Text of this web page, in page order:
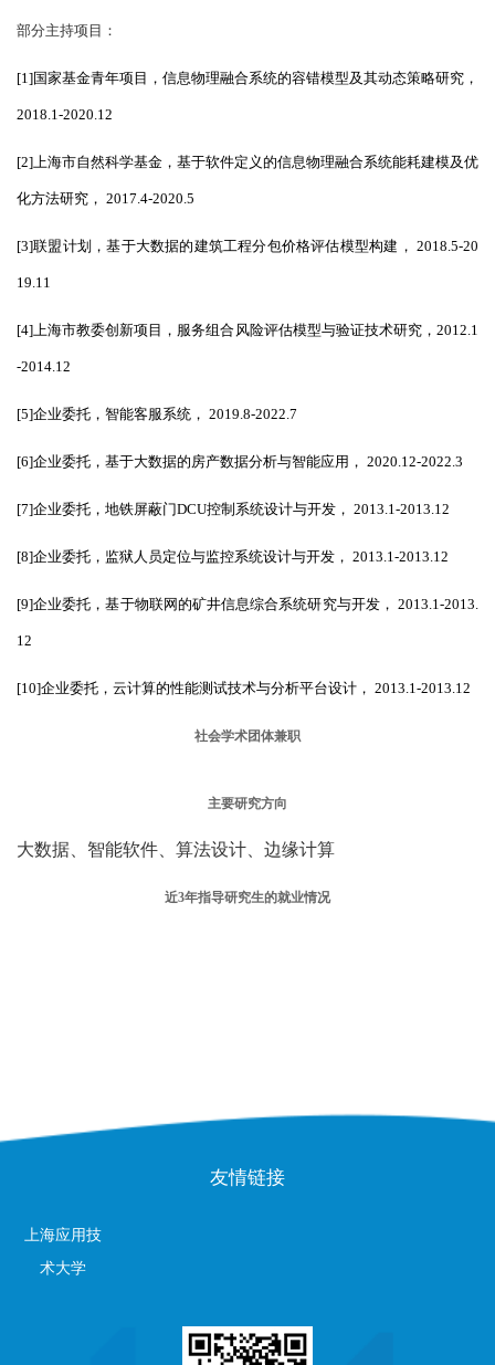
部分主持项目：
[1]国家基金青年项目，信息物理融合系统的容错模型及其动态策略研究，
2018.1-2020.12
[2]上海市自然科学基金，基于软件定义的信息物理融合系统能耗建模及优
化方法研究， 2017.4-2020.5
[3]联盟计划，基于大数据的建筑工程分包价格评估模型构建， 2018.5-20
19.11
[4]上海市教委创新项目，服务组合风险评估模型与验证技术研究， 2012.1
-2014.12
[5]企业委托，智能客服系统， 2019.8-2022.7
[6]企业委托，基于大数据的房产数据分析与智能应用， 2020.12-2022.3
[7]企业委托，地铁屏蔽门DCU控制系统设计与开发， 2013.1-2013.12
[8]企业委托，监狱人员定位与监控系统设计与开发， 2013.1-2013.12
[9]企业委托，基于物联网的矿井信息综合系统研究与开发， 2013.1-2013.
12
[10]企业委托，云计算的性能测试技术与分析平台设计， 2013.1-2013.12
社会学术团体兼职
主要研究方向
大数据、智能软件、算法设计、边缘计算
近3年指导研究生的就业情况
友情链接
上海应用技
术大学